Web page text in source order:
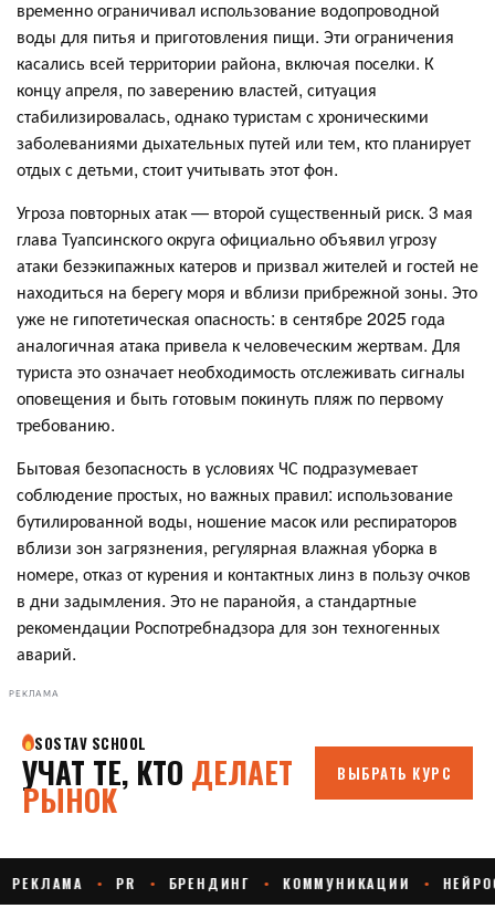
временно ограничивал использование водопроводной
воды для питья и приготовления пищи. Эти ограничения
касались всей территории района, включая поселки. К
концу апреля, по заверению властей, ситуация
стабилизировалась, однако туристам с хроническими
заболеваниями дыхательных путей или тем, кто планирует
отдых с детьми, стоит учитывать этот фон.
Угроза повторных атак — второй существенный риск. 3 мая
глава Туапсинского округа официально объявил угрозу
атаки безэкипажных катеров и призвал жителей и гостей не
находиться на берегу моря и вблизи прибрежной зоны. Это
уже не гипотетическая опасность: в сентябре 2025 года
аналогичная атака привела к человеческим жертвам. Для
туриста это означает необходимость отслеживать сигналы
оповещения и быть готовым покинуть пляж по первому
требованию.
Бытовая безопасность в условиях ЧС подразумевает
соблюдение простых, но важных правил: использование
бутилированной воды, ношение масок или респираторов
вблизи зон загрязнения, регулярная влажная уборка в
номере, отказ от курения и контактных линз в пользу очков
в дни задымления. Это не паранойя, а стандартные
рекомендации Роспотребнадзора для зон техногенных
аварий.
РЕКЛАМА